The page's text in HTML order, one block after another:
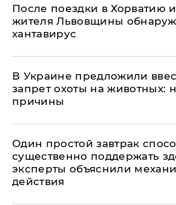
После поездки в Хорватию
жителя Львовщины
хантавирус
В Украине предложили
запрет охоты на животных:
причины
Один простой завтрак
существенно поддержать
эксперты объяснили
действия